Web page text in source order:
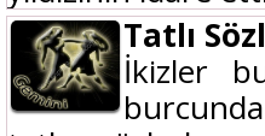
Tatlı
İkizler